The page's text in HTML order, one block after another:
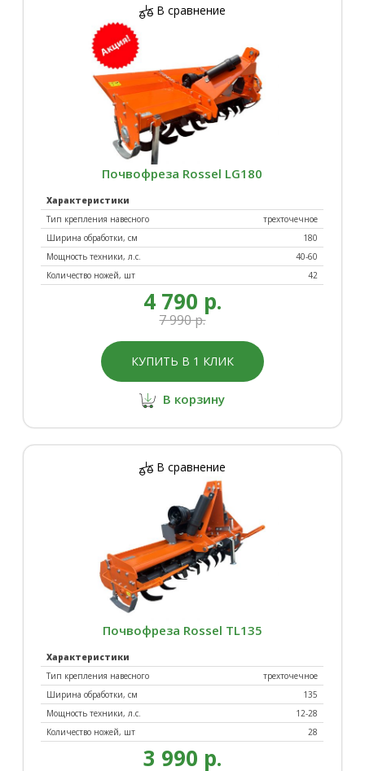
В сравнение
Почвофреза Rossel LG180
Характеристики
Тип крепления навесного
трехточечное
Ширина обработки, см
180
Мощность техники, л.с.
40-60
Количество ножей, шт
42
4 790 р.
7 990 р.
КУПИТЬ В 1 КЛИК
В корзину
В сравнение
Почвофреза Rossel TL135
Характеристики
Тип крепления навесного
трехточечное
Ширина обработки, см
135
Мощность техники, л.с.
12-28
Количество ножей, шт
28
3 990 р.